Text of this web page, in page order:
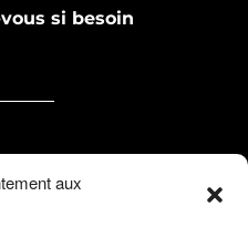
aux
si besoin
Raillard